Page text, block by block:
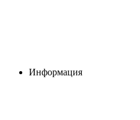
Информация